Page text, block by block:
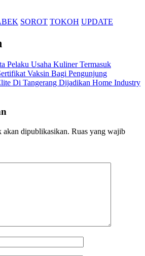
SOROT TOKOH UPDATE
Pelaku Usaha Kuliner Termasuk
Vaksin Bagi Pengunjung
Di Tangerang Dijadikan Home Industry
akan dipublikasikan. Ruas yang wajib